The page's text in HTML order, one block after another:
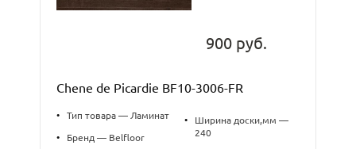
900 руб.
Chene de Picardie BF10-3006-FR
• Тип товара — Ламинат
• Бренд — Belfloor
•
Ширина доски,мм —
240